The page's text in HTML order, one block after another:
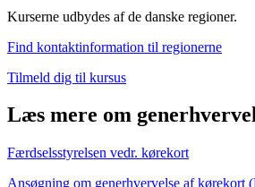
Kurserne udbydes af de danske regioner.
Find kontaktinformation til regionerne
Tilmeld dig til kursus
Læs mere om
Færdselsstyrelsen vedr. kørekort
Ansøgning om generhvervelse af kørekort